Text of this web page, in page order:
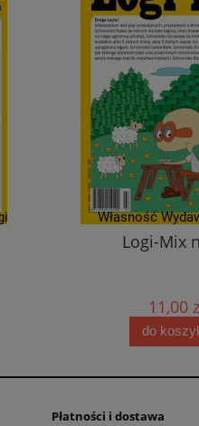
Logi-Mix
11,00
do
Płatności i dostawa